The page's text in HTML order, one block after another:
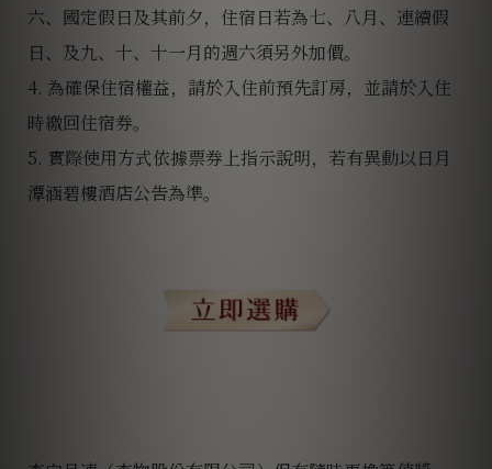
六、國定假日及其前夕，住宿日若為七、八月、連續假
日、及九、十、十一月的週六須另外加價。
4. 為確保住宿權益，請於入住前預先訂房，並請於入住
時繳回住宿券。
5. 實際使用方式依據票券上指示說明，若有異動以日月
潭涵碧樓酒店公告為準。